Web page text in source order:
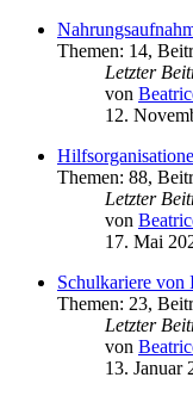
Themen: 14,
Letzter
von
12.
Themen: 88,
Letzter
von
17. Mai
Schulkariere von
Themen: 23,
Letzter
von
13. Januar